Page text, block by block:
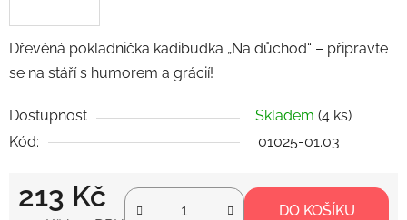
Dřevěná pokladnička kadibudka „Na důchod“ – připravte
se na stáří s humorem a grácií!
Dostupnost Skladem (4 ks)
Kód:
01025-01.03
213 Kč DO KOŠÍKU